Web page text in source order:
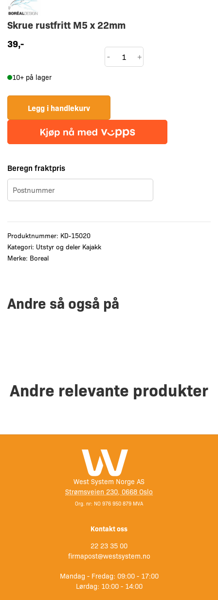
Skrue rustfritt M5 x 22mm
39,-
Skrue
rustfritt
antall
- +
10+ på lager
Legg i handlekurv
Beregn fraktpris
Produktnummer: KD-15020
Kategori: Utstyr og deler Kajakk
Merke: Boreal
Andre så også på
Andre relevante produkter
West System Norge AS
Strømsveien 230, 0668 Oslo
Org. nr: NO 976 950 879 MVA
Kontakt oss
22 23 35 00
firmapost@westsystem.no
Mandag - Fredag: 09:00 - 17:00
Lørdag: 10:00 - 14:00